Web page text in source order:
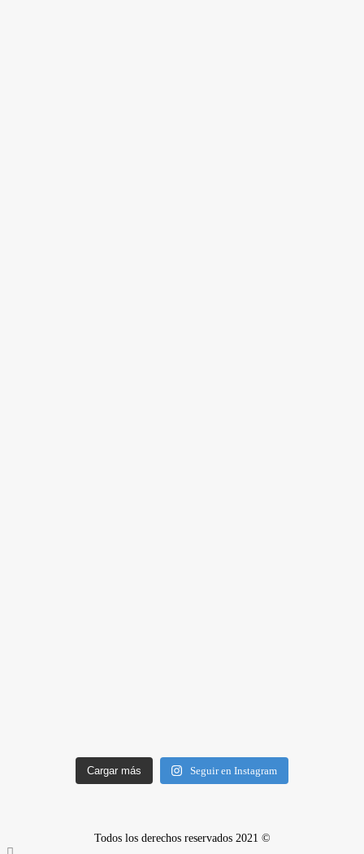
Cargar más Seguir en Instagram
Todos los derechos reservados 2021 ©